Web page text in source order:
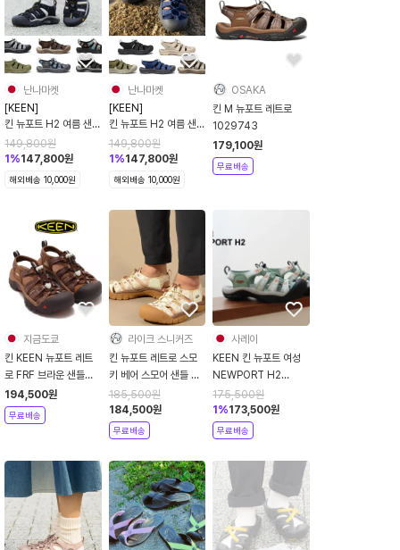
난나마켓
[KEEN]
킨 뉴포트 H2 여름 샌들
남성용 블랙 6컬러
149,800원
1%147,800원
해외배송 10,000원
난나마켓
[KEEN]
킨 뉴포트 H2 여름 샌들
남성용 1022258 / 5
컬러
149,800원
1%147,800원
해외배송 10,000원
OSAKA
킨 M 뉴포트 레트로
1029743
179,100원
무료배송
지금도쿄
킨 KEEN 뉴포트 레트
로 FRF 브라운 샌들
1029744
194,500원
무료배송
라이크 스니커즈
킨 뉴포트 레트로 스모
키 베어 스모어 샌들 남
성 1027453
185,500원
184,500원
무료배송
사레이
KEEN 킨 뉴포트 여성
NEWPORT H2
Granite Green
Terrazzo 그라나이트
그린 테라조 샌들 <고프
고어룩>
175,500원
1 %173,500원
무료배송